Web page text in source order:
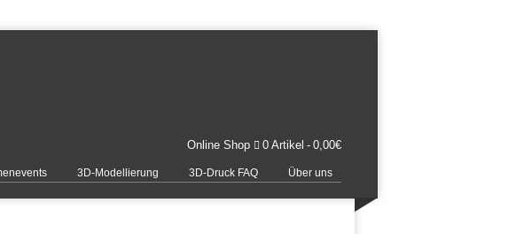
Online Shop 0 Artikel 0,00€
3D-Modellierung 3D-Druck FAQ Über uns